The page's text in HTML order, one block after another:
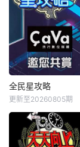
全民星攻略
更新至20260805期